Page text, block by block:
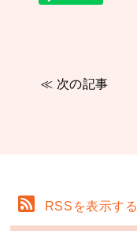
≪ 次の記事
RSSを表示する